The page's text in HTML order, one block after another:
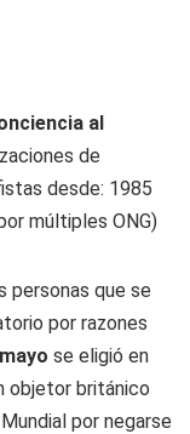
al
de
desde: 1985
múltiples ONG)
personas que se
por razones
mayo se eligió en
objetor británico
por negarse